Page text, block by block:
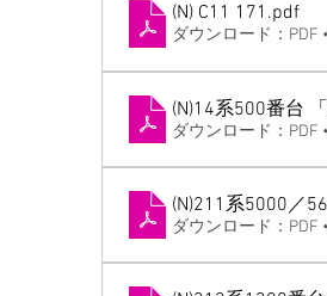
(N) C11 171 .pdf
ダウンロード：PDF
(N)14系500番台
ダウンロード：PDF
(N)211系5000／
ダウンロード：PDF